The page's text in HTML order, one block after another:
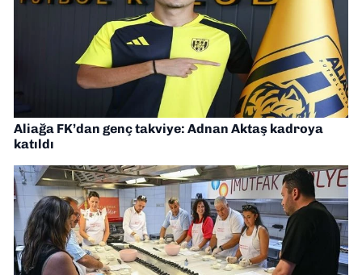
Aliağa FK’dan genç takviye: Adnan Aktaş kadroya
katıldı